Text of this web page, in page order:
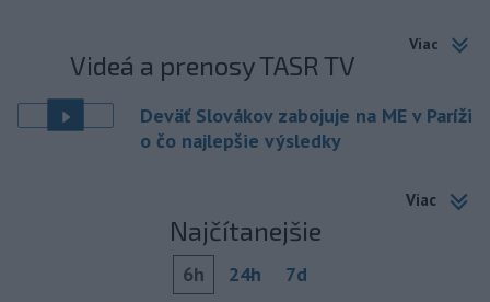
Viac
Videá a prenosy TASR TV
Deväť Slovákov zabojuje na ME v Paríži
o čo najlepšie výsledky
Viac
Najčítanejšie
6h 24h 7d